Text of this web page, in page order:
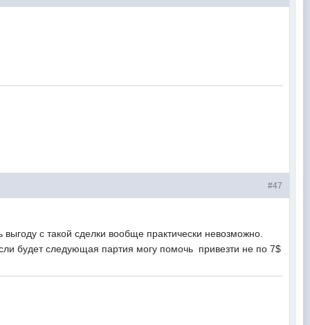
#47
с такой сделки вообще практически невозможно.
будет следующая партия могу помочь привезти не по 7$